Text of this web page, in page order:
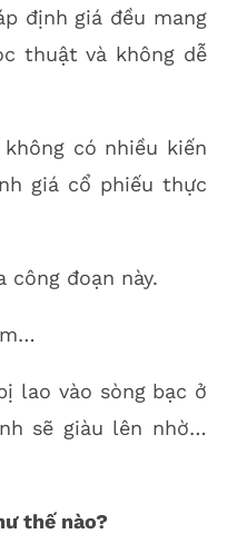
định giá đều mang
thuật và không dễ
có nhiều kiến
giá cổ phiếu thực
công đoạn này.
lao vào sòng bạc ở
sẽ giàu lên nhờ…
thế nào?